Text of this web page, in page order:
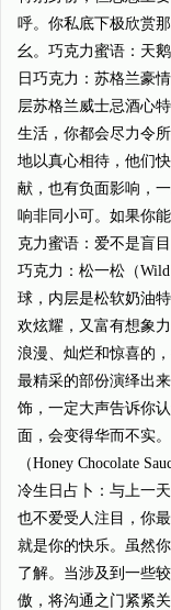
呼。你私底下极欣赏
幺。巧克力蜜语：天
日巧克力：苏格兰豪
层苏格兰威士忌酒心
生活，你都会尽力令
地以真心相待，他们
献，也有负面影响，
响非同小可。如果你
克力蜜语：爱不是盲
巧克力：松一松（
球，内层是松软奶油
欢炫耀，又富有想象
浪漫、灿烂和惊喜的
最精采的部份演绎出
饰，一定大声告诉你
面，会变得华而不实
（Honey Chocolate
冷生日占卜：与上一
也不爱受人注目，你
就是你的快乐。虽然
了解。当涉及到一些
傲，将沟通之门紧紧